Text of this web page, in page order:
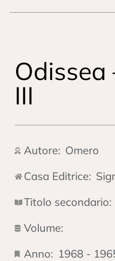
Odissea
III
Autore: Omero
Casa Editrice:
Titolo secondario:
Volume:
Anno: 1968 -